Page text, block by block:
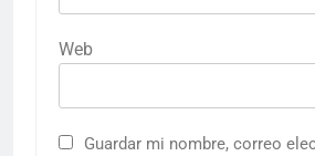
Web
Guardar mi nombre, correo